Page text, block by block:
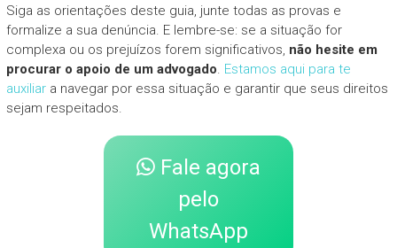
Siga as orientações deste guia, junte todas as provas e
formalize a sua denúncia. E lembre-se: se a situação for
complexa ou os prejuízos forem significativos, não hesite em
procurar o apoio de um advogado. Estamos aqui para te
auxiliar a navegar por essa situação e garantir que seus direitos
sejam respeitados.
Fale agora
pelo
WhatsApp